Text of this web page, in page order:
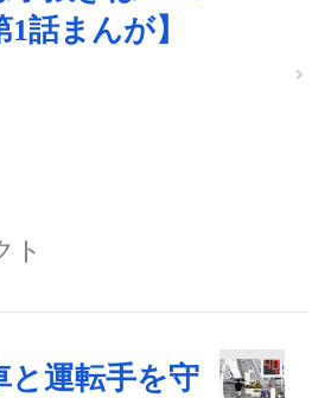
話まんが】
ト
と運転手を守